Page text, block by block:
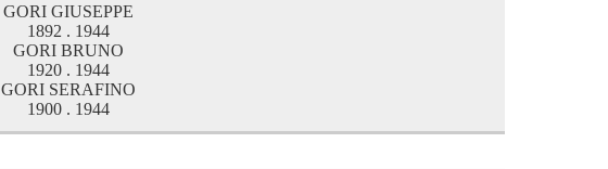
GORI GIUSEPPE
1892 . 1944
GORI BRUNO
1920 . 1944
GORI SERAFINO
1900 . 1944